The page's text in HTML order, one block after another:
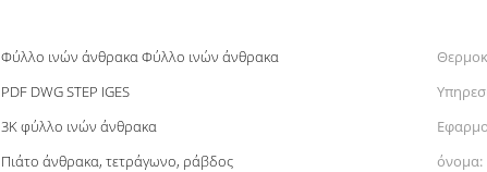
Φύλλο ινών άνθρακα Φύλλο ινών άνθρακα
PDF DWG STEP IGES
3K φύλλο ινών άνθρακα
Πιάτο άνθρακα, τετράγωνο, ράβδος όνομα: